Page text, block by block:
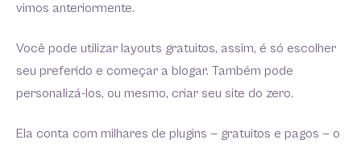
vimos anteriormente.
Você pode utilizar layouts gratuitos, assim, é só escolher
seu preferido e começar a blogar. Também pode
personalizá-los, ou mesmo, criar seu site do zero.
Ela conta com milhares de plugins — gratuitos e pagos — o